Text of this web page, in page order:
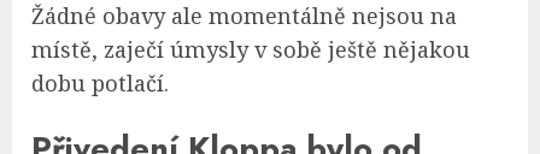
Žádné obavy ale momentálně nejsou na
místě, zaječí úmysly v sobě ještě nějakou
dobu potlačí.